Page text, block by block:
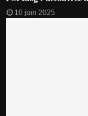
10 juin 2025